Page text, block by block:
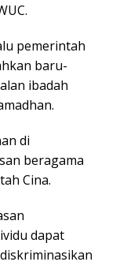
pemerintah
baru-
ibadah
di
beragama
Cina.
dapat